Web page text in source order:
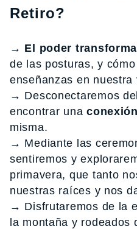
Retiro?
→ El poder
de las posturas, y
enseñanzas en nuestra
→ Desconectaremos
encontrar una
misma.
→ Mediante las
sentiremos y
primavera, que tanto
nuestras raíces y nos
→ Disfrutaremos de la
la montaña y rodeados